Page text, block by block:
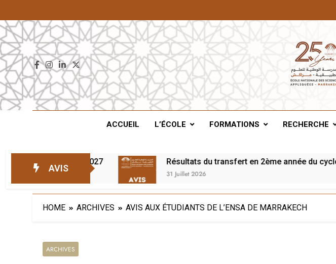
ENSA De
ACCUEIL L’ÉCOLE FORMATIONS RECHERCHE
AVIS
– 2026/2027 Résultats du transfert en 2ème année du cycle
31 Juillet 2026
HOME ARCHIVES AVIS AUX ÉTUDIANTS DE L’ENSA DE MARRAKECH
ARCHIVES